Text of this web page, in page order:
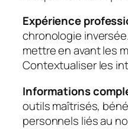
Expérience
chronologie
mettre en avant les
Contextualiser les
Informations
outils maîtrisés,
personnels liés au